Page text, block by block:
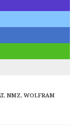
, NMZ, WOLFRAM